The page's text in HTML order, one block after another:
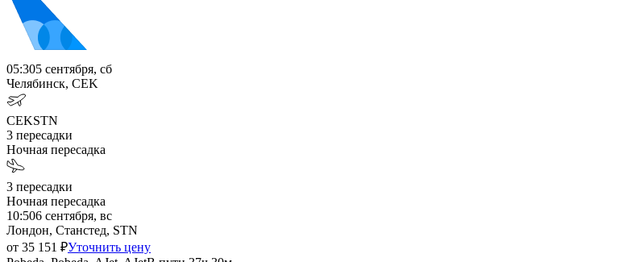
05:305 сентября, сб
Челябинск, CEK
CEKSTN
3 пересадки
Ночная пересадка
3 пересадки
Ночная пересадка
10:506 сентября, вс
Лондон, Станстед, STN
от 35 151 ₽Уточнить цену